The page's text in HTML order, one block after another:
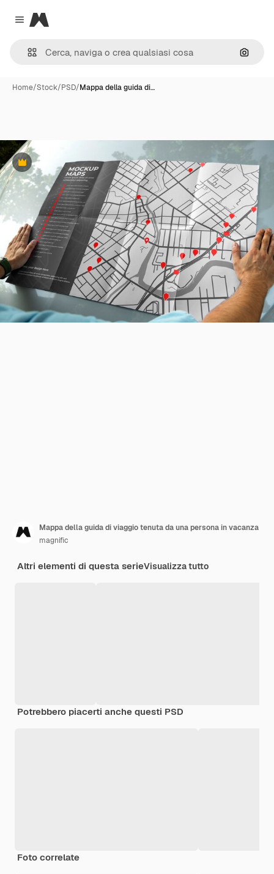
Close menu
Magnific
Cerca
Home/Stock/PSD/Mappa della guida di…
Premium
Mappa della guida di viaggio tenuta da una persona in vacanza
magnific
Altri elementi di questa serieVisualizza tutto
Potrebbero piacerti anche questi PSD
Foto correlate